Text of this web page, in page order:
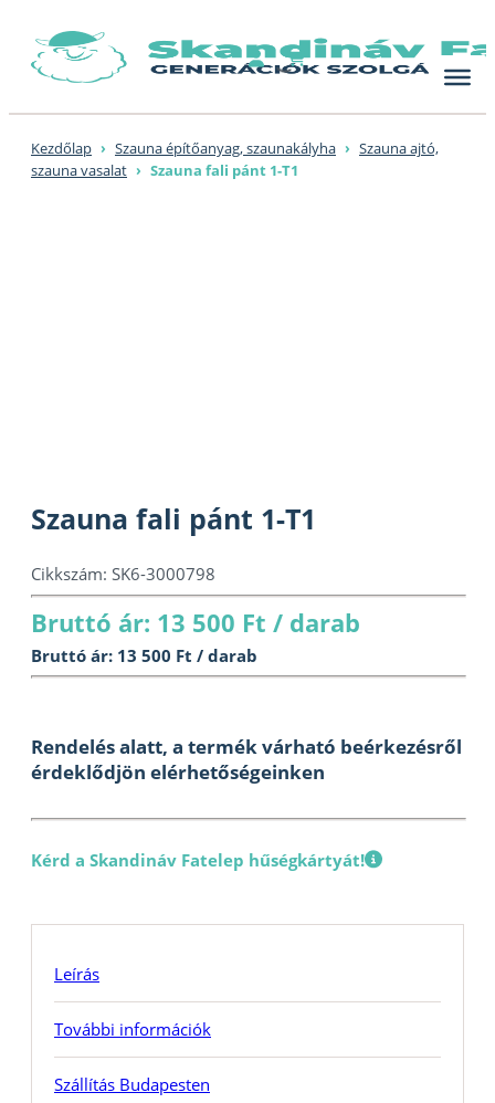
content
Kezdőlap › Szauna építőanyag, szaunakályha › Szauna ajtó,
szauna vasalat › Szauna fali pánt 1-T1
Szauna fali pánt 1-T1
Cikkszám: SK6-3000798
Bruttó ár: 13 500 Ft / darab
Bruttó ár: 13 500 Ft / darab
Rendelés alatt, a termék várható beérkezésről
érdeklődjön elérhetőségeinken
Kérd a Skandináv Fatelep hűségkártyát!
Leírás
További információk
Szállítás Budapesten